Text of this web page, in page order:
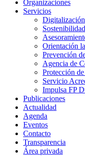
Organizaciones
Servicios
Digitalización
Sostenibilidad
Orientación
Prevención
Agencia de
Protección
Servicio
Impulsa FP
Publicaciones
Actualidad
Agenda
Eventos
Contacto
Transparencia
Área privada